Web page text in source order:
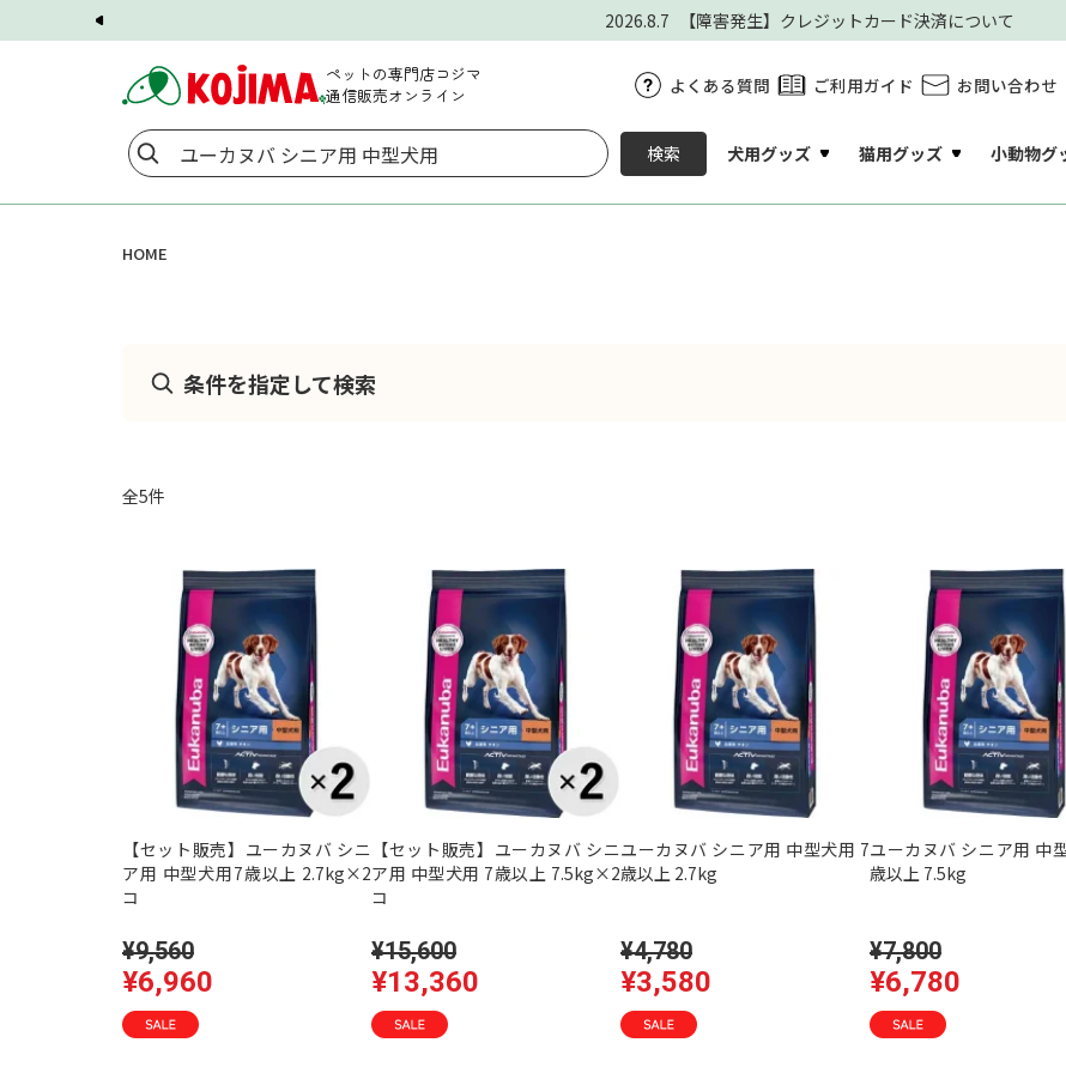
2026.8.7 【障害発生】クレジットカード決済について
ペットの専門店コジマ
通信販売オンライン
よくある質問 ご利用ガイド お問い合わせ
検索 犬用グッズ 猫用グッズ 小動物グ
HOME
条件を指定して検索
全5件
【セット販売】ユーカヌバ シニ
ア用 中型犬用7歳以上 2.7kg×2
コ
¥9,560
¥6,960
【セット販売】ユーカヌバ シニ
ア用 中型犬用 7歳以上 7.5kg×2
コ
¥15,600
¥13,360
ユーカヌバ シニア用 中型犬用 7
歳以上 2.7kg
¥4,780
¥3,580
ユーカヌバ シニア用 中
歳以上 7.5kg
¥7,800
¥6,780